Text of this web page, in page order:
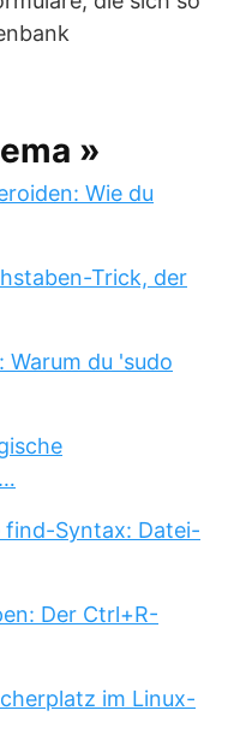
»
Wie du
Trick, der
Warum du 'sudo
find-Syntax: Datei-
Der Ctrl+R-
im Linux-